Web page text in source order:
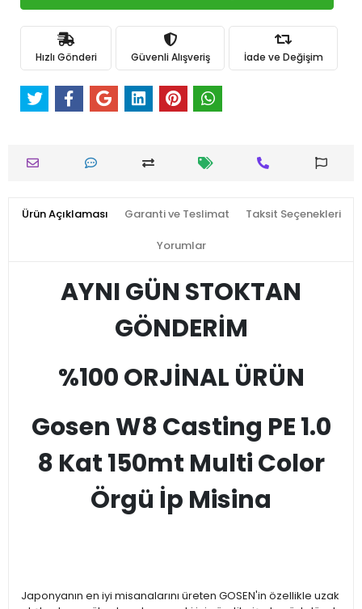
Hızlı Gönderi Güvenli Alışveriş İade ve Değişim
Ürün Açıklaması Garanti ve Teslimat Taksit Seçenekleri
Yorumlar
AYNI GÜN STOKTAN
GÖNDERİM
%100 ORJİNAL ÜRÜN
Gosen W8 Casting PE 1.0
8 Kat 150mt Multi Color
Örgü İp Misina
Japonyanın en iyi misanalarını üreten GOSEN'in özellikle uzak